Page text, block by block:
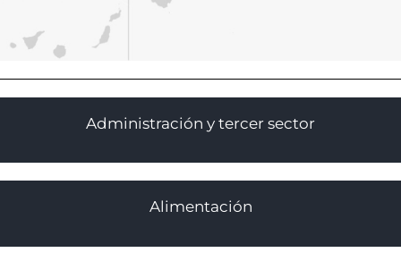
Administración y tercer sector
Alimentación